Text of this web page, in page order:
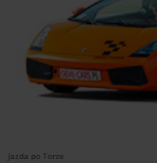
Jazda po Torze